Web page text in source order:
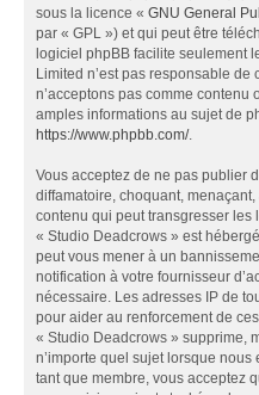
sous la licence « GNU General
par « GPL ») et qui peut être
logiciel phpBB facilite seulement
Limited n’est pas responsable de
n’acceptons pas comme
amples informations au sujet de
https://www.phpbb.com/.
Vous acceptez de ne pas publier
diffamatoire, choquant,
contenu qui peut transgresser les
« Studio Deadcrows » est
peut vous mener à un
notification à votre fournisseur
nécessaire. Les adresses IP de
pour aider au renforcement de
« Studio Deadcrows » supprime,
n’importe quel sujet lorsque
tant que membre, vous acceptez